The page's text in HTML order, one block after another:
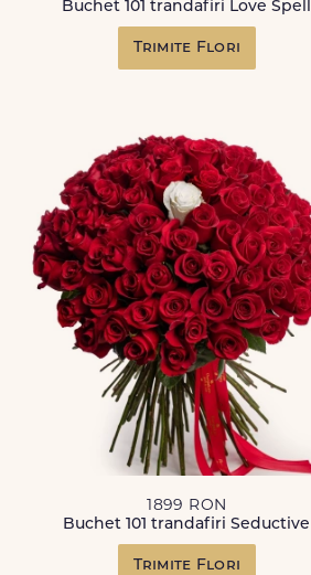
Buchet 101 trandafiri Love Spell
Trimite Flori
1899 RON
Buchet 101 trandafiri Seductive
Trimite Flori